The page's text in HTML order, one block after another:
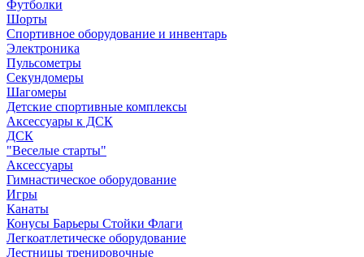
Футболки
Шорты
Спортивное оборудование и инвентарь
Электроника
Пульсометры
Секундомеры
Шагомеры
Детские спортивные комплексы
Аксессуары к ДСК
ДСК
"Веселые старты"
Аксессуары
Гимнастическое оборудование
Игры
Канаты
Конусы Барьеры Стойки Флаги
Легкоатлетическе оборудование
Лестницы тренировочные